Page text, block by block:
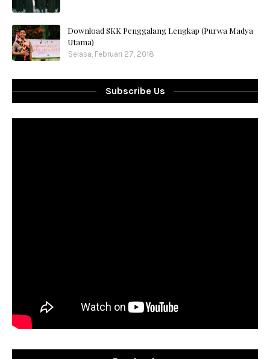
Download SKK Penggalang Lengkap (Purwa Madya
Utama)
Selasa, Februari 27, 2018
Subscribe Us